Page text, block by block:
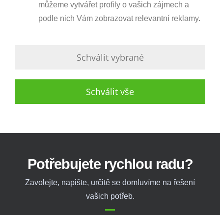
můžeme vytvářet profily o vašich zájmech a
podle nich Vám zobrazovat relevantní reklamy.
Schválit vybrané
Schválit vše
Potřebujete rychlou radu?
Zavolejte, napište, určitě se domluvíme na řešení
vašich potřeb.